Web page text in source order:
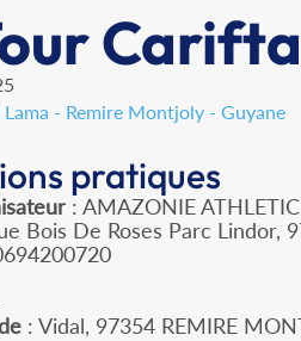
Lama - Remire Montjoly - Guyane
pratiques
: AMAZONIE
Bois De Roses Parc Lindor,
: Vidal, 97354 REMIRE